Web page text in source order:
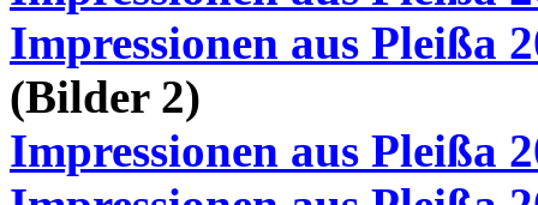
Impressionen aus Pleißa
(Bilder 2)
Impressionen aus Pleißa